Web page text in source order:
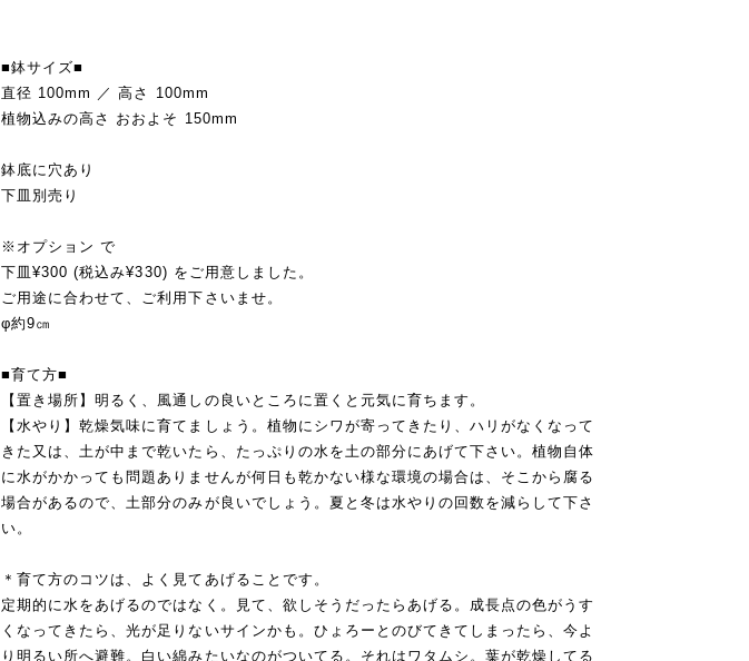
■鉢サイズ■
直径 100mm ／ 高さ 100mm
植物込みの高さ おおよそ 150mm
鉢底に穴あり
下皿別売り
※オプション で
下皿¥300 (税込み¥330) をご用意しました。
ご用途に合わせて、ご利用下さいませ。
φ約9㎝
■育て方■
【置き場所】明るく、風通しの良いところに置くと元気に育ちます。
【水やり】乾燥気味に育てましょう。植物にシワが寄ってきたり、ハリがなくなって
きた又は、土が中まで乾いたら、たっぷりの水を土の部分にあげて下さい。植物自体
に水がかかっても問題ありませんが何日も乾かない様な環境の場合は、そこから腐る
場合があるので、土部分のみが良いでしょう。夏と冬は水やりの回数を減らして下さ
い。
＊育て方のコツは、よく見てあげることです。
定期的に水をあげるのではなく。見て、欲しそうだったらあげる。成長点の色がうす
くなってきたら、光が足りないサインかも。ひょろーとのびてきてしまったら、今よ
り明るい所へ避難。白い綿みたいなのがついてる。それはワタムシ。葉が乾燥してる